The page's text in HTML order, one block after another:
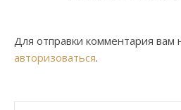
Для отправки комментария вам
авторизоваться.